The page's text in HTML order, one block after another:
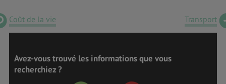
Coût de la vie Transport
Avez-vous trouvé les informations que vous
recherchiez ?